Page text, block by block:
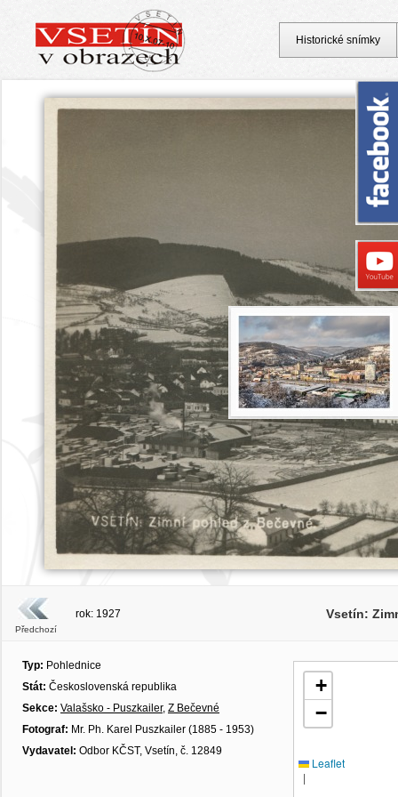
Předchozí
rok: 1927 Vsetín:
Typ: Pohlednice
Stát: Československá republika
Sekce: Valašsko - Puszkailer, Z Bečevné
Fotograf: Mr. Ph. Karel Puszkailer (1885 - 1953)
Vydavatel: Odbor KČST, Vsetín, č. 12849
+
−
Leaflet
|
Historické snímky